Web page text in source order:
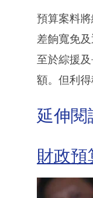
預算案料
差餉寬免
至於綜援
額。但利
延伸閱
財政預